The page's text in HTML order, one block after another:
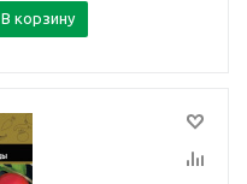
В корзину